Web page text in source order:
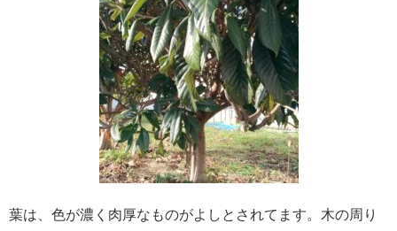
葉は、色が濃く肉厚なものがよしとされてます。木の周り